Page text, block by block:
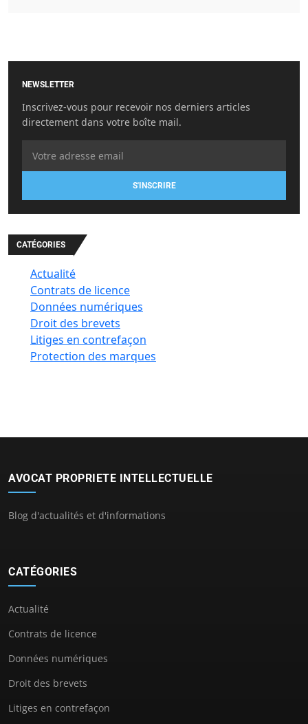
NEWSLETTER
Inscrivez-vous pour recevoir nos derniers articles
directement dans votre boîte mail.
S'INSCRIRE
CATÉGORIES
Actualité
Contrats de licence
Données numériques
Droit des brevets
Litiges en contrefaçon
Protection des marques
AVOCAT PROPRIETE INTELLECTUELLE
Blog d'actualités et d'informations
CATÉGORIES
Actualité
Contrats de licence
Données numériques
Droit des brevets
Litiges en contrefaçon